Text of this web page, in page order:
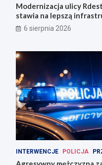
Modernizacja ulicy
stawia na lepszą
6 sierpnia 2026
INTERWENCJE POLICJA